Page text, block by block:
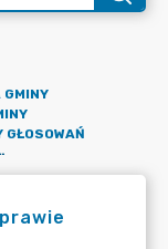
GMINY
GŁOSOWAŃ
WNIOSKU